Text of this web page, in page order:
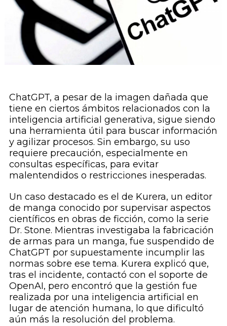
ChatGPT, a pesar de la imagen dañada que
tiene en ciertos ámbitos relacionados con la
inteligencia artificial generativa, sigue siendo
una herramienta útil para buscar información
y agilizar procesos. Sin embargo, su uso
requiere precaución, especialmente en
consultas específicas, para evitar
malentendidos o restricciones inesperadas.
Un caso destacado es el de Kurera, un editor
de manga conocido por supervisar aspectos
científicos en obras de ficción, como la serie
Dr. Stone. Mientras investigaba la fabricación
de armas para un manga, fue suspendido de
ChatGPT por supuestamente incumplir las
normas sobre ese tema. Kurera explicó que,
tras el incidente, contactó con el soporte de
OpenAI, pero encontró que la gestión fue
realizada por una inteligencia artificial en
lugar de atención humana, lo que dificultó
aún más la resolución del problema.